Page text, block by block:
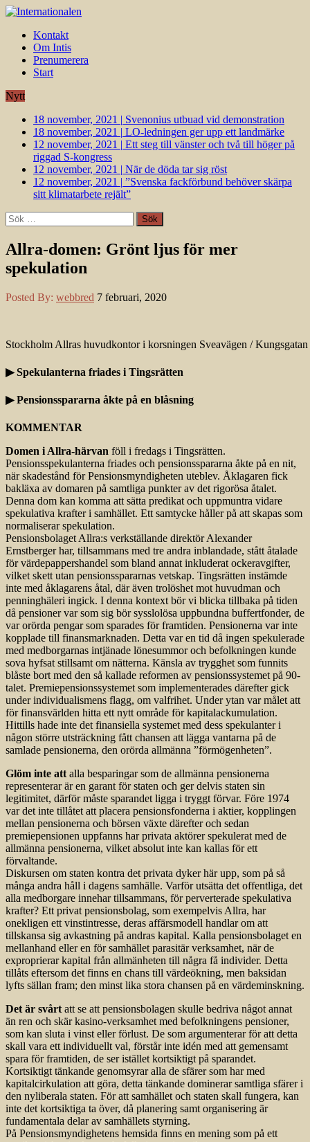
Kontakt
Om Intis
Prenumerera
Start
Nytt
18 november, 2021 | Svenonius utbuad vid demonstration
18 november, 2021 | LO-ledningen ger upp ett landmärke
12 november, 2021 | Ett steg till vänster och två till höger på
riggad S-kongress
12 november, 2021 | När de döda tar sig röst
12 november, 2021 | ”Svenska fackförbund behöver skärpa
sitt klimatarbete rejält”
Sök
efter:
Allra-domen: Grönt ljus för mer
spekulation
Posted By: webbred 7 februari, 2020
Stockholm Allras huvudkontor i korsningen Sveavägen /
▶ Spekulanterna friades i Tingsrätten
▶ Pensionsspararna åkte på en blåsning
KOMMENTAR
Domen i Allra-härvan föll i fredags i Tingsrätten.
Pensionsspekulanterna friades och pensionsspararna åkte på en nit,
när skadestånd för Pensionsmyndigheten uteblev. Åklagaren fick
bakläxa av domaren på samtliga punkter av det rigorösa åtalet.
Denna dom kan komma att sätta predikat och uppmuntra vidare
spekulativa krafter i samhället. Ett samtycke håller på att skapas som
normaliserar spekulation.
Pensionsbolaget Allra:s verkställande direktör Alexander
Ernstberger har, tillsammans med tre andra inblandade, stått åtalade
för värdepappers­handel som bland annat inkluderat ockeravgifter,
vilket skett utan pensionsspararnas vetskap. Tingsrätten instämde
inte med åklagarens åtal, där även trolöshet mot huvudman och
penninghäleri ingick. I denna kontext bör vi blicka tillbaka på tiden
då pensioner var som sig bör sysslolösa uppbundna buffertfonder, de
var orörda pengar som sparades för framtiden. Pensionerna var inte
kopplade till finansmarknaden. Detta var en tid då ingen spekulerade
med medborgarnas intjänade lönesummor och befolkningen kunde
sova hyfsat stillsamt om nätterna. Känsla av trygghet som funnits
blåste bort med den så kallade reformen av pensionssystemet på 90-
talet. Premiepensionssystemet som implementerades därefter gick
under individualismens flagg, om valfrihet. Under ytan var målet att
för finansvärlden hitta ett nytt område för kapitalackumulation.
Hittills hade inte det finansiella systemet med dess spekulanter i
någon större utsträckning fått chansen att lägga vantarna på de
samlade pensionerna, den orörda allmänna ”förmögenheten”.
Glöm inte att alla besparingar som de allmänna pensionerna
representerar är en garant för staten och ger delvis staten sin
legitimitet, därför måste sparandet ligga i tryggt förvar. Före 1974
var det inte tillåtet att placera pensionsfonderna i aktier, kopplingen
mellan pensionerna och börsen växte därefter och sedan
premiepensionen uppfanns har privata aktörer spekulerat med de
allmänna pensionerna, vilket absolut inte kan kallas för ett
förvaltande.
Diskursen om staten kontra det privata dyker här upp, som på så
många andra håll i dagens samhälle. Varför utsätta det offentliga, det
alla medborgare innehar tillsammans, för perverterade spekulativa
krafter? Ett privat pensionsbolag, som exempelvis Allra, har
onekligen ett vinstintresse, deras affärsmodell handlar om att
tillskansa sig avkastning på andras kapital. Kalla pensionsbolaget en
mellanhand eller en för samhället parasitär verksamhet, när de
exproprierar kapital från allmänheten till några få individer. Detta
tillåts eftersom det finns en chans till värdeökning, men baksidan
lyfts sällan fram; den minst lika stora chansen på en värdeminskning.
Det är svårt att se att pensionsbolagen skulle bedriva något annat
än ren och skär kasino-verksamhet med befolkningens pensioner,
som kan sluta i vinst eller förlust. De som argumenterar för att detta
skall vara ett individuellt val, förstår inte idén med att gemensamt
spara för framtiden, de ser istället kortsiktigt på sparandet.
Kortsiktigt tänkande genomsyrar alla de sfärer som har med
kapitalcirkulation att göra, detta tänkande dominerar samtliga sfärer i
den nyliberala staten. För att samhället och staten skall fungera, kan
inte det kortsiktiga ta över, då planering samt organisering är
fundamentala delar av samhällets styrning.
På Pensionsmyndighetens hemsida finns en mening som på ett